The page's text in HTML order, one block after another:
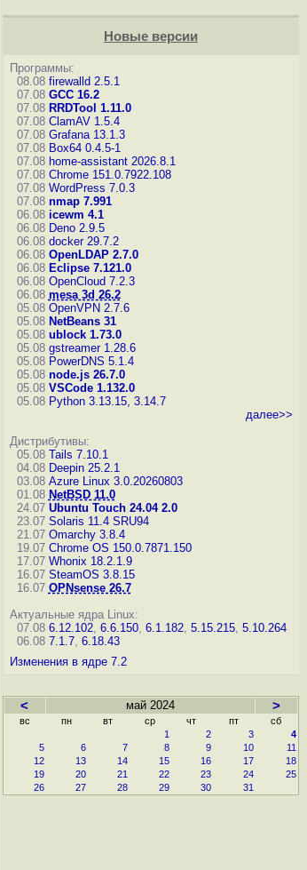
Новые версии
Программы:
08.08 firewalld 2.5.1
07.08 GCC 16.2
07.08 RRDTool 1.11.0
07.08 ClamAV 1.5.4
07.08 Grafana 13.1.3
07.08 Box64 0.4.5-1
07.08 home-assistant 2026.8.1
07.08 Chrome 151.0.7922.108
07.08 WordPress 7.0.3
07.08 nmap 7.991
06.08 icewm 4.1
06.08 Deno 2.9.5
06.08 docker 29.7.2
06.08 OpenLDAP 2.7.0
06.08 Eclipse 7.121.0
06.08 OpenCloud 7.2.3
06.08 mesa 3d 26.2
05.08 OpenVPN 2.7.6
05.08 NetBeans 31
05.08 ublock 1.73.0
05.08 gstreamer 1.28.6
05.08 PowerDNS 5.1.4
05.08 node.js 26.7.0
05.08 VSCode 1.132.0
05.08 Python 3.13.15, 3.14.7
далее>>
Дистрибутивы:
05.08 Tails 7.10.1
04.08 Deepin 25.2.1
03.08 Azure Linux 3.0.20260803
01.08 NetBSD 11.0
24.07 Ubuntu Touch 24.04 2.0
23.07 Solaris 11.4 SRU94
21.07 Omarchy 3.8.4
19.07 Chrome OS 150.0.7871.150
17.07 Whonix 18.2.1.9
16.07 SteamOS 3.8.15
16.07 OPNsense 26.7
Актуальные ядра Linux:
07.08 6.12.102, 6.6.150, 6.1.182, 5.15.215, 5.10.264
06.08 7.1.7, 6.18.43
Изменения в ядре 7.2
< май 2024 >
вс пн вт ср чт пт
сб
1
2 3
4
5
6 7 8 9 10
11
12
13 14 15 16 17
18
19
20 21 22 23 24
25
26
27 28 29 30 31